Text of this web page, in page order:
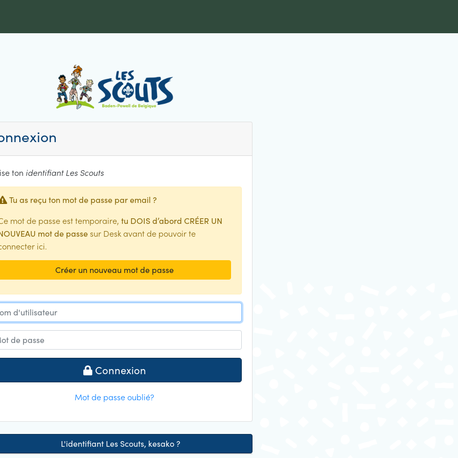
ton identifiant Les Scouts
Tu as reçu ton mot de passe par email ?
mot de passe est temporaire, tu DOIS d’abord CRÉER UN
mot de passesur Desk avant de pouvoir te
ici.
Créer un nouveau mot de passe
d'utilisateur
de passe
Connexion
Mot de passe oublié?
L'identifiant Les Scouts, kesako ?